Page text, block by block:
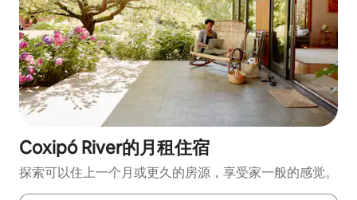
Coxipó River的月租住宿
探索可以住上一个月或更久的房源，享受家一般的感觉。